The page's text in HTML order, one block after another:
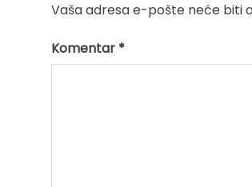
Vaša adresa e-pošte neće biti
Komentar *